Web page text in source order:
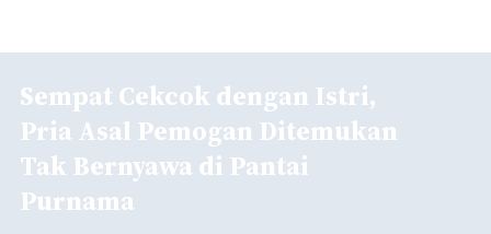
Sempat Cekcok dengan Istri,
Pria Asal Pemogan Ditemukan
Tak Bernyawa di Pantai
Purnama